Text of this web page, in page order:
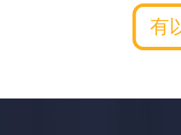
有